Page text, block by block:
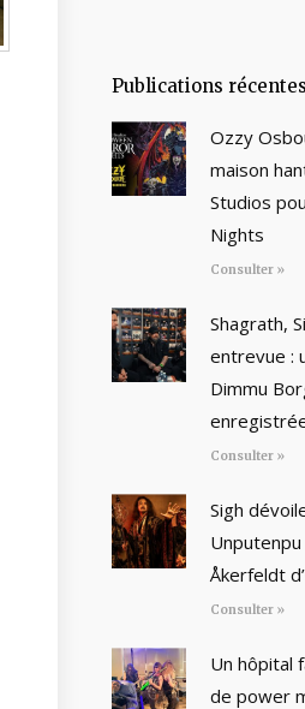
Publications récentes
Ozzy
maison
Studios
Nights
Consulter »
Shagrath,
entrevue :
Dimmu
Consulter »
Sigh
Åkerfeldt
Consulter »
Un hôpital
de power